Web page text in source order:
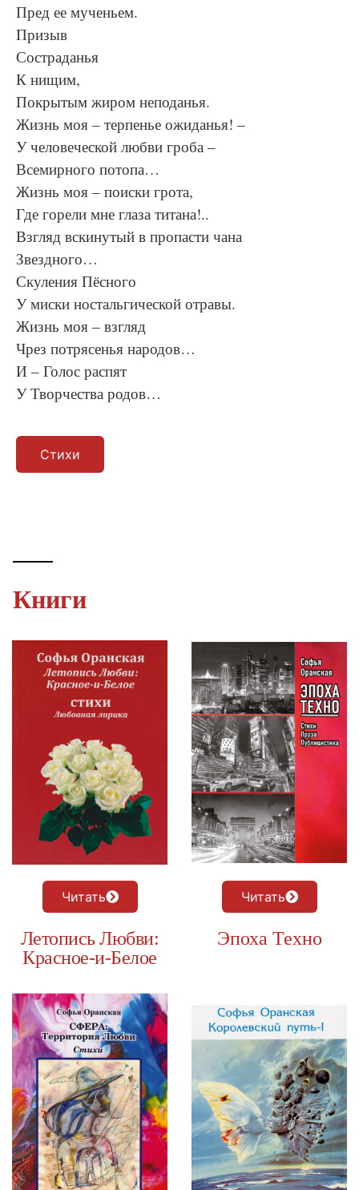
Пред ее мученьем.
Призыв
Состраданья
К нищим,
Покрытым жиром неподанья.
Жизнь моя – терпенье ожиданья! –
У человеческой любви гроба –
Всемирного потопа…
Жизнь моя – поиски грота,
Где горели мне глаза титана!..
Взгляд вскинутый в пропасти чана
Звездного…
Скуления Пёсного
У миски ностальгической отравы.
Жизнь моя – взгляд
Чрез потрясенья народов…
И – Голос распят
У Творчества родов…
Стихи
Книги
Читать
Летопись Любви:
Красное-и-Белое
Читать
Эпоха Техно